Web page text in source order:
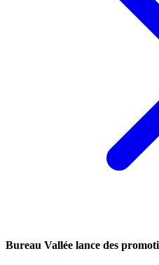
Bureau Vallée lance des